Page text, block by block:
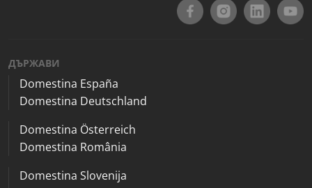
ДЪРЖАВИ
Domestina España
Domestina Deutschland
Domestina Österreich
Domestina România
Domestina Slovenija